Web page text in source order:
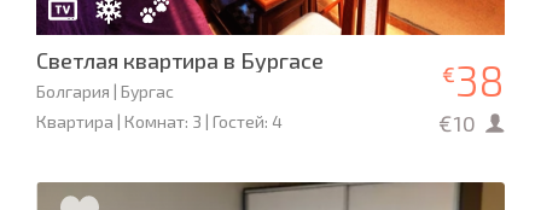
Светлая квартира в Бургасе
Болгария | Бургас
Квартира | Комнат: 3 | Гостей: 4
€38
€10